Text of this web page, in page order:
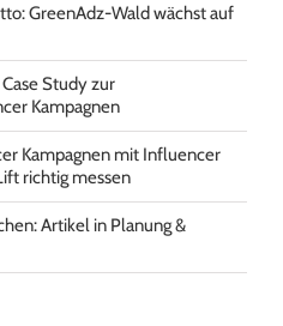
GreenAdz-Wald wächst auf
Study zur
Kampagnen
Kampagnen mit Influencer
richtig messen
Artikel in Planung &